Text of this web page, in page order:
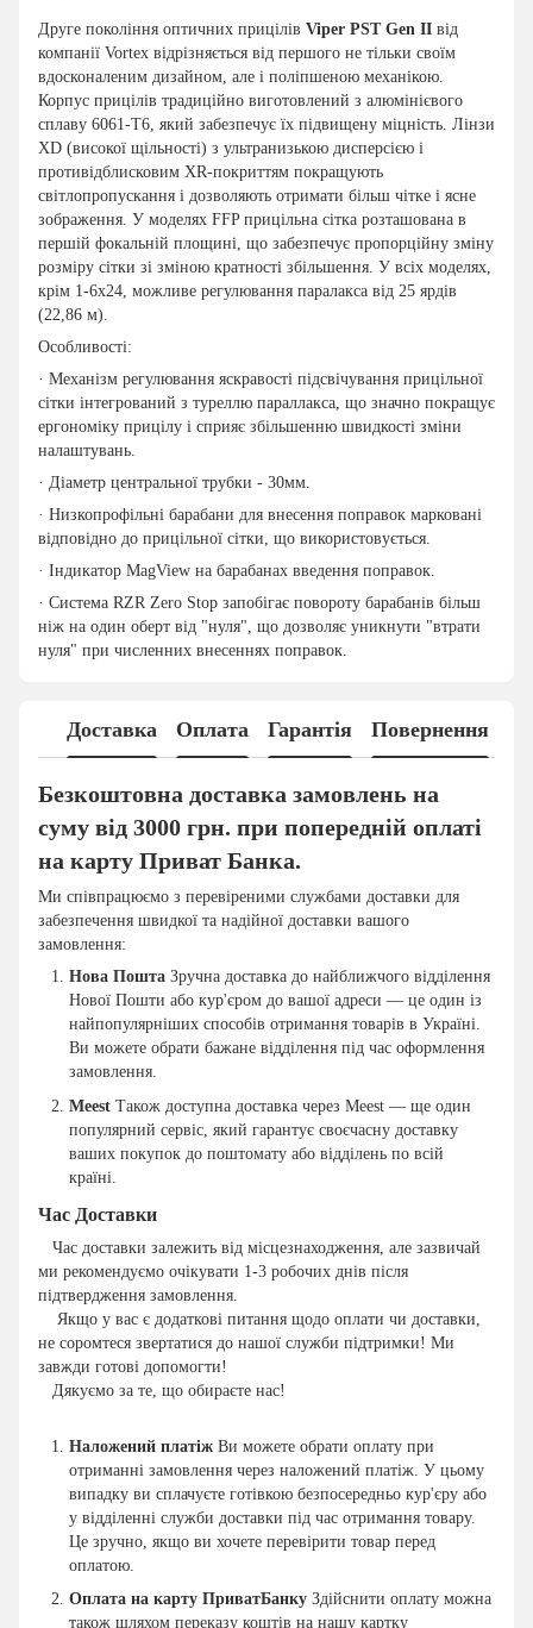
Друге покоління оптичних прицілів Viper PST Gen II від
компанії Vortex відрізняється від першого не тільки своїм
вдосконаленим дизайном, але і поліпшеною механікою.
Корпус прицілів традиційно виготовлений з алюмінієвого
сплаву 6061-Т6, який забезпечує їх підвищену міцність. Лінзи
XD (високої щільності) з ультранизькою дисперсією і
противідблисковим XR-покриттям покращують
світлопропускання і дозволяють отримати більш чітке і ясне
зображення. У моделях FFP прицільна сітка розташована в
першій фокальній площині, що забезпечує пропорційну зміну
розміру сітки зі зміною кратності збільшення. У всіх моделях,
крім 1-6x24, можливе регулювання паралакса від 25 ярдів
(22,86 м).
Особливості:
· Механізм регулювання яскравості підсвічування прицільної
сітки інтегрований з туреллю параллакса, що значно покращує
ергономіку прицілу і сприяє збільшенню швидкості зміни
налаштувань.
· Діаметр центральної трубки - 30мм.
· Низкопрофільні барабани для внесення поправок марковані
відповідно до прицільної сітки, що використовується.
· Індикатор MagView на барабанах введення поправок.
· Система RZR Zero Stop запобігає повороту барабанів більш
ніж на один оберт від "нуля", що дозволяє уникнути "втрати
нуля" при численних внесеннях поправок.
Доставка Оплата Гарантія Повернення
Безкоштовна доставка замовлень на
суму від 3000 грн. при попередній оплаті
на карту Приват Банка.
Ми співпрацюємо з перевіреними службами доставки для
забезпечення швидкої та надійної доставки вашого
замовлення:
Нова Пошта Зручна доставка до найближчого відділення
Нової Пошти або кур'єром до вашої адреси — це один із
найпопулярніших способів отримання товарів в Україні.
Ви можете обрати бажане відділення під час оформлення
замовлення.
Meest Також доступна доставка через Meest — ще один
популярний сервіс, який гарантує своєчасну доставку
ваших покупок до поштомату або відділень по всій
країні.
Час Доставки
Час доставки залежить від місцезнаходження, але зазвичай
ми рекомендуємо очікувати 1-3 робочих днів після
підтвердження замовлення.
Якщо у вас є додаткові питання щодо оплати чи доставки,
не соромтеся звертатися до нашої служби підтримки! Ми
завжди готові допомогти!
Дякуємо за те, що обираєте нас!
Наложений платіж Ви можете обрати оплату при
отриманні замовлення через наложений платіж. У цьому
випадку ви сплачуєте готівкою безпосередньо кур'єру або
у відділенні служби доставки під час отримання товару.
Це зручно, якщо ви хочете перевірити товар перед
оплатою.
Оплата на карту ПриватБанку Здійснити оплату можна
також шляхом переказу коштів на нашу картку